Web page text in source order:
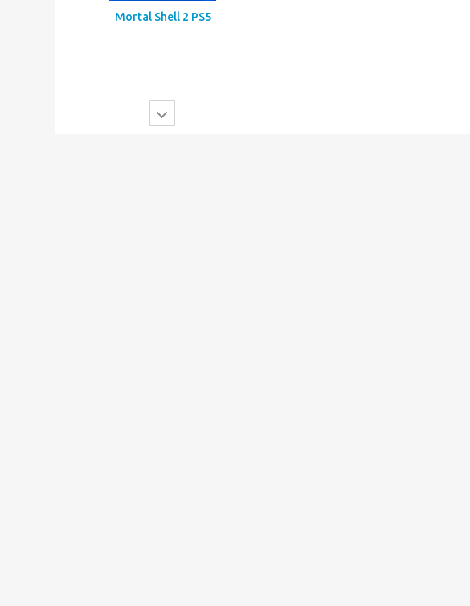
Mortal Shell 2 PS5